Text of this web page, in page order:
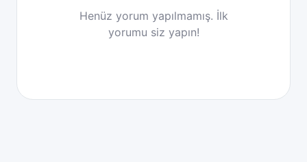
Henüz yorum yapılmamış. İlk
yorumu siz yapın!